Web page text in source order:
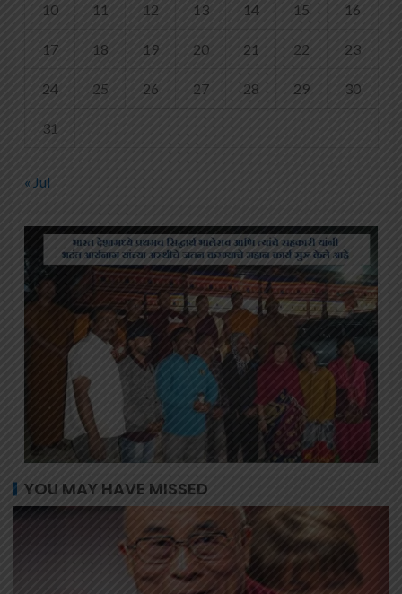
10 11 12 13 14 15 16
17 18 19 20 21 22 23
24 25 26 27 28 29 30
31
« Jul
YOU MAY HAVE MISSED